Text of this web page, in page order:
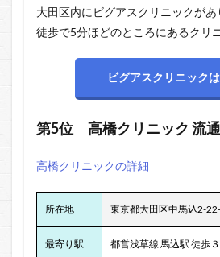
大田区内にビグアスクリニックが
徒歩で5分ほどのところにあるクリ
ビグアスクリニック
第5位 高橋クリニック 流
高橋クリニックの詳細
所在地 東京都大田区中馬込2-
最寄り駅 都営浅草線 馬込駅 徒歩